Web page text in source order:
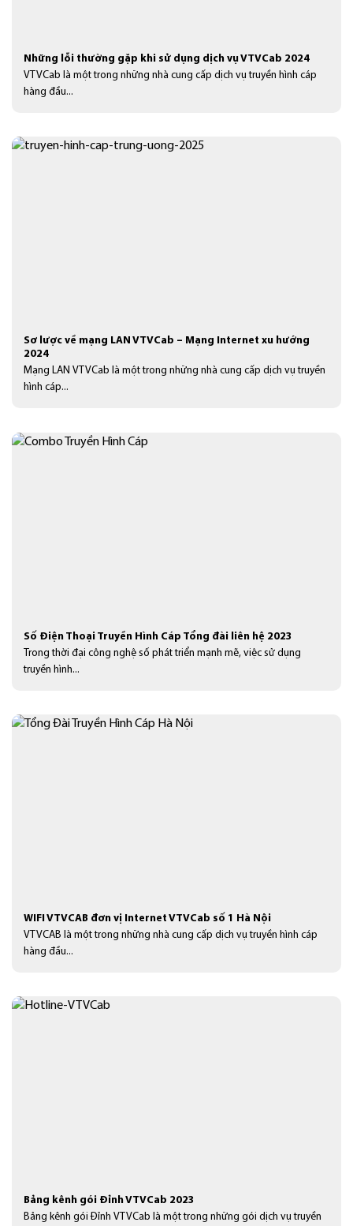
Những lỗi thường gặp khi sử dụng dịch vụ VTVCab 2024
VTVCab là một trong những nhà cung cấp dịch vụ truyền hình cáp
hàng đầu...
Sơ lược về mạng LAN VTVCab – Mạng Internet xu hướng
2024
Mạng LAN VTVCab là một trong những nhà cung cấp dịch vụ truyền
hình cáp...
Số Điện Thoại Truyền Hình Cáp Tổng đài liên hệ 2023
Trong thời đại công nghệ số phát triển mạnh mẽ, việc sử dụng
truyền hình...
WIFI VTVCAB đơn vị Internet VTVCab số 1 Hà Nội
VTVCAB là một trong những nhà cung cấp dịch vụ truyền hình cáp
hàng đầu...
Bảng kênh gói Đỉnh VTVCab 2023
Bảng kênh gói Đỉnh VTVCab là một trong những gói dịch vụ truyền